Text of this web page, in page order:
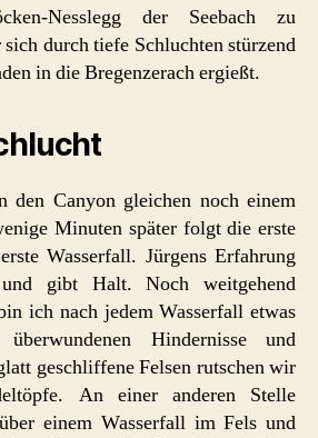
Nesslegg der Seebach zu
durch tiefe Schluchten stürzend
in die Bregenzerach ergießt.
den Canyon gleichen noch einem
Minuten später folgt die erste
Wasserfall. Jürgens Erfahrung
gibt Halt. Noch weitgehend
ich nach jedem Wasserfall etwas
Hindernisse und
geschliffene Felsen rutschen wir
An einer anderen Stelle
einem Wasserfall im Fels und